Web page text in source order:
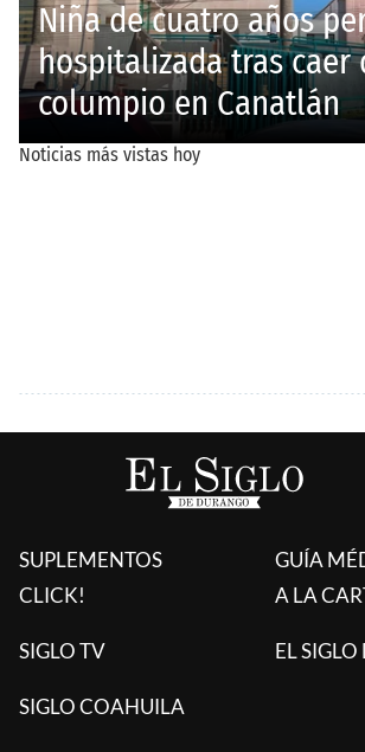
SUPLEMENTOS
CLICK!
GUÍA
A LA
SIGLO TV EL
SIGLO COAHUILA